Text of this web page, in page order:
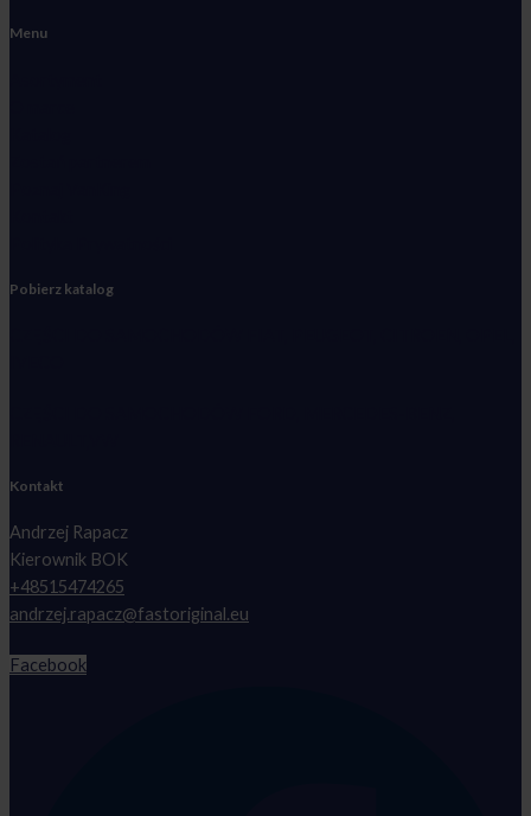
Menu
Pobierz katalog
Kontakt
Andrzej Rapacz
Kierownik BOK
+48515474265
andrzej.rapacz@fastoriginal.eu
Facebook